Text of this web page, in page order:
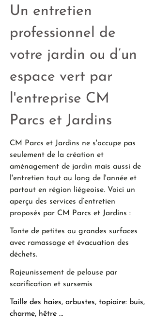
Un entretien
professionnel de
votre jardin ou d’un
espace vert par
l'entreprise CM
Parcs et Jardins
CM Parcs et Jardins ne s'occupe pas
seulement de la création et
aménagement de jardin mais aussi de
l'entretien tout au long de l'année et
partout en région liégeoise. Voici un
aperçu des services d’entretien
proposés par CM Parcs et Jardins :
Tonte de petites ou grandes surfaces
avec ramassage et évacuation des
déchets.
Rajeunissement de pelouse par
scarification et sursemis
Taille des haies, arbustes, topiaire: buis,
charme, hêtre …